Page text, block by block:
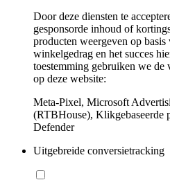
Door deze diensten te
gesponsorde inhoud of
producten weergeven op
winkelgedrag en het succes
toestemming gebruiken we de
op deze website:
Meta-Pixel, Microsoft
(RTBHouse), Klikgebaseerde
Defender
Uitgebreide conversietracking